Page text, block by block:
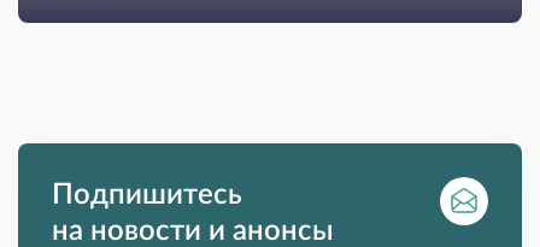
Подпишитесь
на новости и анонсы